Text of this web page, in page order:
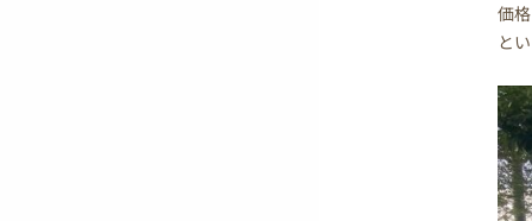
価
と